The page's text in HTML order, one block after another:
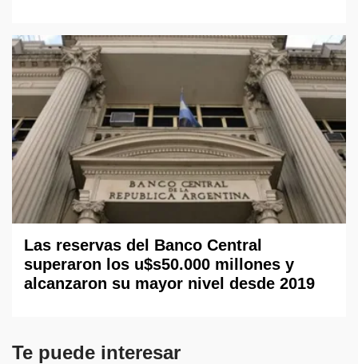
Las reservas del Banco Central
superaron los u$s50.000 millones y
alcanzaron su mayor nivel desde 2019
Te puede interesar